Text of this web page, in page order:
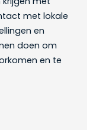
met lokale
en
doen om
en te